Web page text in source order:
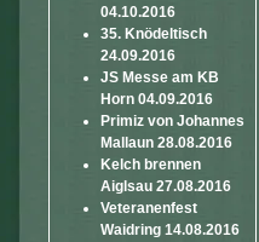
04.10.2016
35. Knödeltisch
24.09.2016
JS Messe am KB
Horn 04.09.2016
Primiz von Johannes
Mallaun 28.08.2016
Kelch brennen
Aiglsau 27.08.2016
Veteranenfest
Waidring 14.08.2016